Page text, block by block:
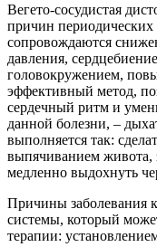
Вегето-сосудистая
причин
сопровождаются
давления,
головокружением,
эффективный метод,
сердечный ритм и
данной болезни, –
выполняется так:
выпячиванием живота,
медленно выдохнуть
Причины заболевания
системы, который
терапии: